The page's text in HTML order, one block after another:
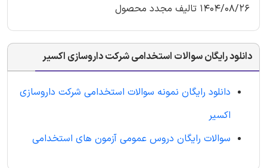
1404/08/26 تالیف مجدد محصول
دانلود رایگان سوالات استخدامی شرکت داروسازی اکسیر
دانلود رایگان نمونه سوالات استخدامی شرکت داروسازی
اکسیر
سوالات رایگان دروس عمومی آزمون های استخدامی